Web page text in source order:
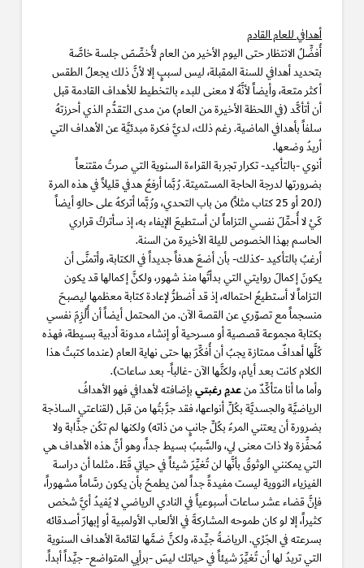
أهدافي للعام القادم
أُفضِّلُ الانتظار حتى اليوم الأخير من العام لأُخصِّصَ جلسة خاصَّة
بتحديد أهدافي للسنة المقبلة، ليس لسببٍ إلا لأنَّ ذلك يجعلُ الطقس
أكثر متعة، وأيضاً لأنَّهُ لا معنى للبدء بالتخطيط للأهداف القادمة قبل
أن أتأكَّد (في اللحظة الأخيرة من العام) من مدى التقدُّم الذي أحرزتهُ
سلفاً بأهدافي الماضية. رغم ذلك، لديَّ فكرة مبدئيَّة عن الأهداف التي
أريدُ وضعها.
أنوي -بالتأكيد- تكرار تجربة القراءة السنوية التي صرتُ مقتنعاً
بضرورتها لدرجة الحاجة المستميتة. رُبَّما أرفعُ هدفي قليلاً في هذه المرة
(لـ20 أو 25 كتاب مثلاً) من باب التحدي، ورُبَّما أتركهُ على حالهِ أيضاً
كَيْ لا أُحمِّلَ نفسي التزاماً لن أستطيعَ الإيفاء به، إذ سأتركُ قراري
الحاسم بهذا الخصوص لليلة الأخيرة من السنة.
أرغبُ بالتأكيد -كذلك- بأن أضعَ هدفاً جديداً في الكتابة، وأتمنَّى أن
يكونَ إكمالَ روايتي التي بدأتُها منذ شهور، ولكنَّ إكمالها قد يكون
التزاماً لا أستطيعُ احتماله، إذ قد أضطرُّ لإعادة كتابة معظمها ليصبحَ
منسجماً مع تصوّري عن القصة الآن. من المحتمل أيضاً أن أُلْزِمَ نفسي
بكتابة مجموعة قصصية أو مسرحية أو إنشاء مدونة أدبية بسيطة، فهذه
كُلَّها أهدافٌ ممتازة يجبُ أن أُفكِّرَ بها حتى نهاية العام (عندما كتبتُ هذا
الكلام كانت بعد أيام، ولكنَّها الآن -غالباً- بعد ساعات).
وأما ما أنا متأكِّدٌ منعدمِ رغبتيبإضافته لأهدافي فهو الأهدافُ
الرياضيَّة والجسديَّة بكُلِّ أنواعها، فقد جرَّبتُها من قبل (لقناعتي الساذجة
بضرورة أن يعتني المرءُ بكُلِّ جانبٍ من ذاته) ولكنها لم تكُن جذَّابة ولا
مُحفِّزة ولا ذات معنى لي، والسَّببُ بسيط جداً، وهو أنَّ هذه الأهداف هي
التي يمكنني الوثوقُ بأنَّها لن تُغيِّرَ شيئاً في حياتي قَطّ. مثلما أن دراسة
الفيزياء النووية ليست مفيدةً جداً لمن يطمحُ بأن يكون رسَّاماً مشهوراً،
فإنَّ قضاء عشر ساعات أسبوعياً في النادي الرياضي لا يُفيدُ أيَّ شخص
كثيراً، إلا لو كان طموحه المشاركةَ في الألعاب الأولمبية أو إبهارَ أصدقائه
بسرعته في الجَرْي. الرياضةُ جيِّدة، ولكنَّ ضمَّها لقائمة الأهداف السنوية
التي تريدُ لها أن تُغيِّرَ شيئاً في حياتك ليسَ -برأيي المتواضع- جيِّداً أبداً.